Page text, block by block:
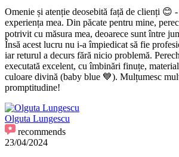
Omenie și atenție deosebită față de clienți 😊
experiența mea. Din păcate pentru mine,
potrivit cu măsura mea, deoarece sunt între
Însă acest lucru nu i-a împiedicat să fie
iar returul a decurs fără nicio problemă.
executată excelent, cu îmbinări finuțe,
culoare divină (baby blue 💙). Mulțumesc
promptitudine!
Olguta Lungescu
recommends
23/04/2024